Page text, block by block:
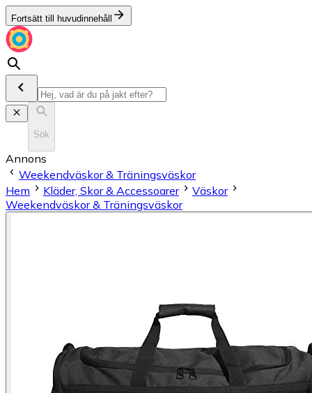
Fortsätt till huvudinnehåll
Sök
Annons
Weekendväskor & Träningsväskor
Hem
Kläder, Skor & Accessoarer
Väskor
Weekendväskor & Träningsväskor